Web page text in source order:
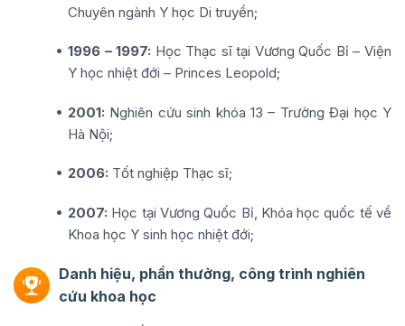
Chuyên ngành Y học Di truyền;
1996 – 1997: Học Thạc sĩ tại Vương Quốc Bỉ – Viện
Y học nhiệt đới – Princes Leopold;
2001: Nghiên cứu sinh khóa 13 – Trường Đại học Y
Hà Nội;
2006: Tốt nghiệp Thạc sĩ;
2007: Học tại Vương Quốc Bỉ, Khóa học quốc tế về
Khoa học Y sinh học nhiệt đới;
Danh hiệu, phần thưởng, công trình nghiên
cứu khoa học